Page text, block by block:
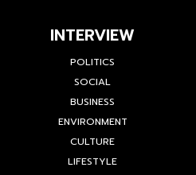
INTERVIEW
POLITICS
SOCIAL
BUSINESS
ENVIRONMENT
CULTURE
LIFESTYLE